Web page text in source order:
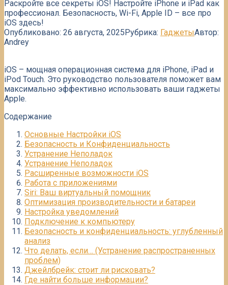
Раскройте все секреты iOS! Настройте iPhone и iPad как
профессионал. Безопасность, Wi-Fi, Apple ID – все про
iOS здесь!
Опубликовано: 26 августа, 2025Рубрика: ГаджетыАвтор:
Andrey
iOS – мощная операционная система для iPhone, iPad и
iPod Touch. Это руководство пользователя поможет вам
максимально эффективно использовать ваши гаджеты
Apple.
Содержание
Основные Настройки iOS
Безопасность и Конфиденциальность
Устранение Неполадок
Устранение Неполадок
Расширенные возможности iOS
Работа с приложениями
Siri: Ваш виртуальный помощник
Оптимизация производительности и батареи
Настройка уведомлений
Подключение к компьютеру
Безопасность и конфиденциальность: углубленный
анализ
Что делать, если… (Устранение распространенных
проблем)
Джейлбрейк: стоит ли рисковать?
Где найти больше информации?